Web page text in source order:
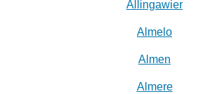
Allingawier
Almelo
Almen
Almere